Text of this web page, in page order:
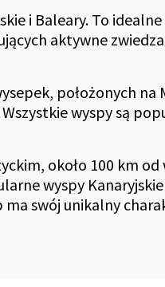
i Baleary. To
aktywne
położonych
wyspy są
około 100 km od
wyspy
ma swój unikalny